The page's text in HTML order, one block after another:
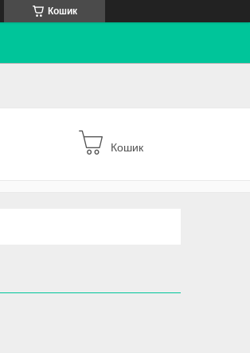
Кошик
Кошик